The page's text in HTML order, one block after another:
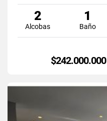
2
Alcobas
1
Baño
$242.000.000